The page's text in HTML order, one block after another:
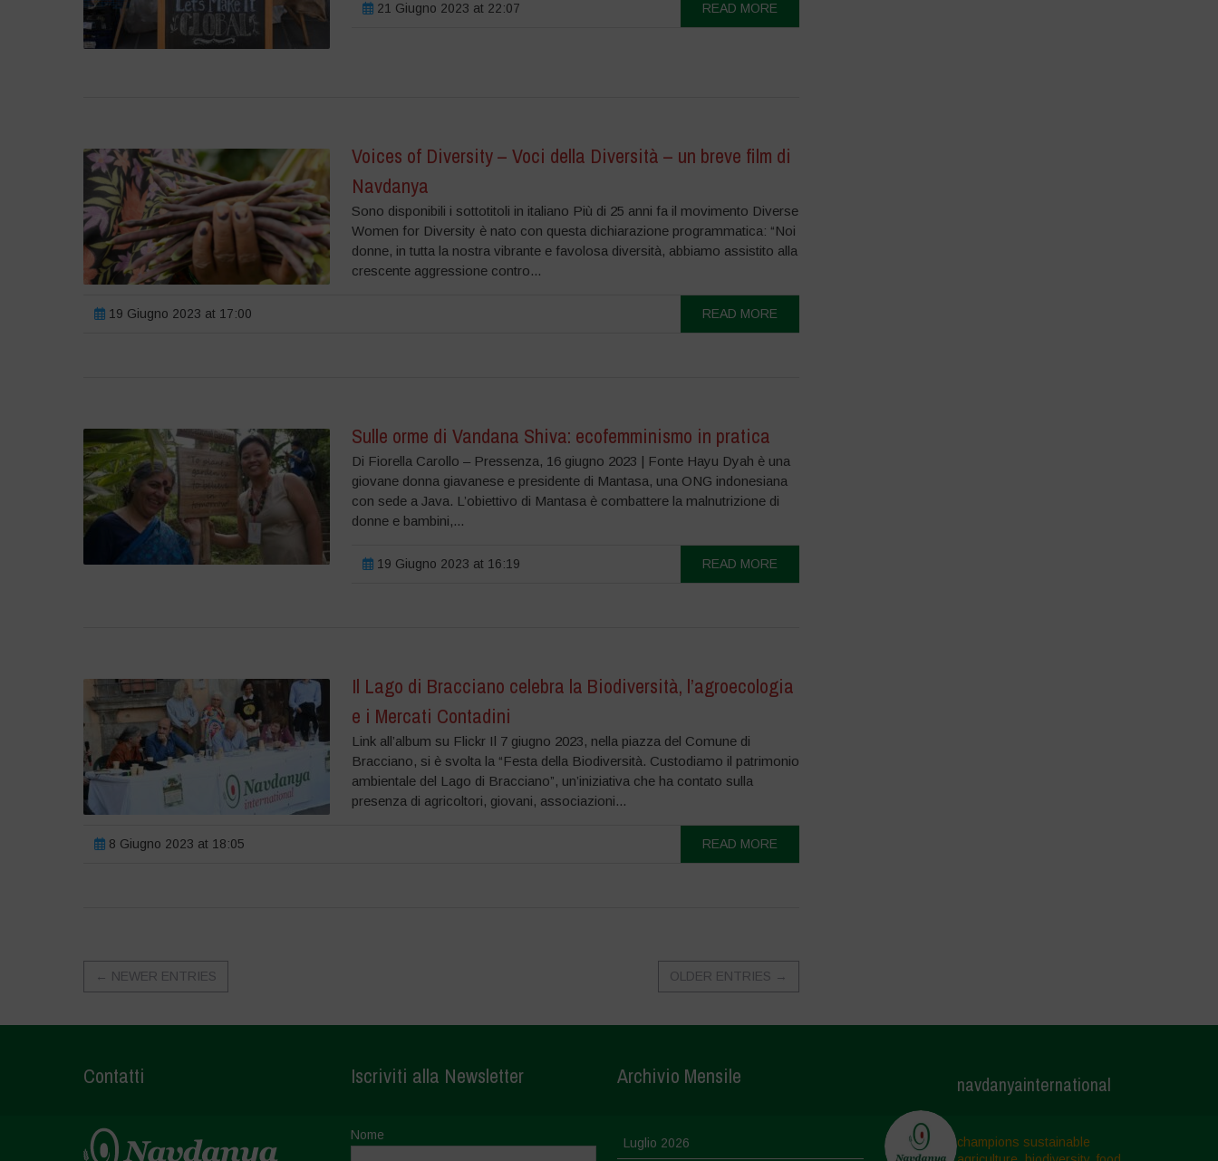
21 Giugno 2023 at 22:07 READ MORE
Voices of Diversity – Voci della Diversità – un breve film di
Navdanya
Sono disponibili i sottotitoli in italiano Più di 25 anni fa il movimento Diverse
Women for Diversity è nato con questa dichiarazione programmatica: “Noi
donne, in tutta la nostra vibrante e favolosa diversità, abbiamo assistito alla
crescente aggressione contro...
19 Giugno 2023 at 17:00 READ MORE
Sulle orme di Vandana Shiva: ecofemminismo in pratica
Di Fiorella Carollo – Pressenza, 16 giugno 2023 | Fonte Hayu Dyah è una
giovane donna giavanese e presidente di Mantasa, una ONG indonesiana
con sede a Java. L’obiettivo di Mantasa è combattere la malnutrizione di
donne e bambini,...
19 Giugno 2023 at 16:19 READ MORE
Il Lago di Bracciano celebra la Biodiversità, l’agroecologia
e i Mercati Contadini
Link all’album su Flickr Il 7 giugno 2023, nella piazza del Comune di
Bracciano, si è svolta la “Festa della Biodiversità. Custodiamo il patrimonio
ambientale del Lago di Bracciano”, un’iniziativa che ha contato sulla
presenza di agricoltori, giovani, associazioni...
8 Giugno 2023 at 18:05 READ MORE
← NEWER ENTRIES OLDER ENTRIES →
Contatti Iscriviti alla Newsletter
Nome
Archivio Mensile
Luglio 2026
navdanyainternational
champions sustainable